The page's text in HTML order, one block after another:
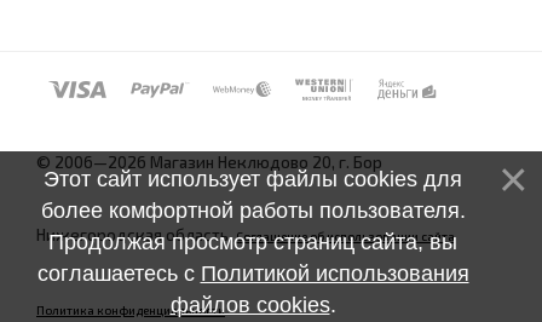
© 2006—2026 Магазин Неклюдово 20, г. Бор
Нижегородская область.Соглашение об использовании сайта
Политика конфиденциальности
Этот сайт использует файлы cookies для
более комфортной работы пользователя.
Продолжая просмотр страниц сайта, вы
соглашаетесь с Политикой использования
файлов cookies.